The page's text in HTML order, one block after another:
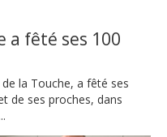
a fêté ses 100
la Touche, a fêté ses
de ses proches, dans